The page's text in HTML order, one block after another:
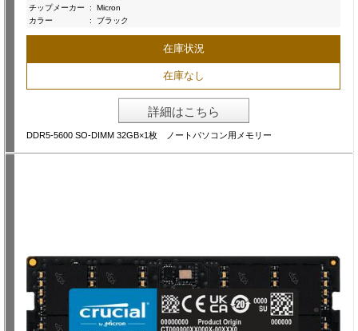
チップメーカー
:
Micron
カラー
: ブラック
在庫状況
在庫なし
詳細はこちら
DDR5-5600 SO-DIMM 32GB×1枚 ノートパソコン用メモリー